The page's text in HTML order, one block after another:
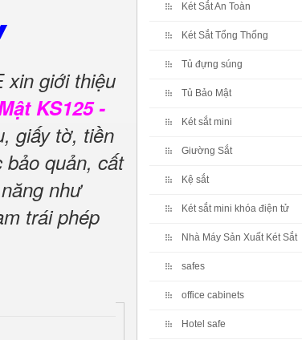
xin giới thiệu
KS125 -
giấy tờ, tiền
quản, cất
như
trái phép
Két Sắt An Toàn
Két Sắt Tổng Thống
Tủ đựng súng
Tủ Bảo Mật
Két sắt mini
Giường Sắt
Kệ sắt
Két sắt mini khóa điện tử
Nhà Máy Sản Xuất Két Sắt
safes
office cabinets
Hotel safe